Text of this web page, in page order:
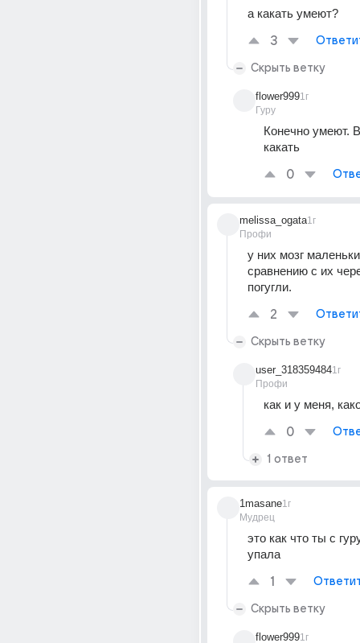
а какать умеют?
3
Скрыть ветку
flower999
Гуру
1г
Конечно умеют.
какать
0
melissa_ogata
Профи
1г
у них мозг
сравнению с их
погугли.
2
Скрыть ветку
user_318359484
Профи
1г
как и у меня,
0
1 ответ
1masane
Мудрец
1г
это как что ты с
упала
1
Скрыть ветку
flower9991г